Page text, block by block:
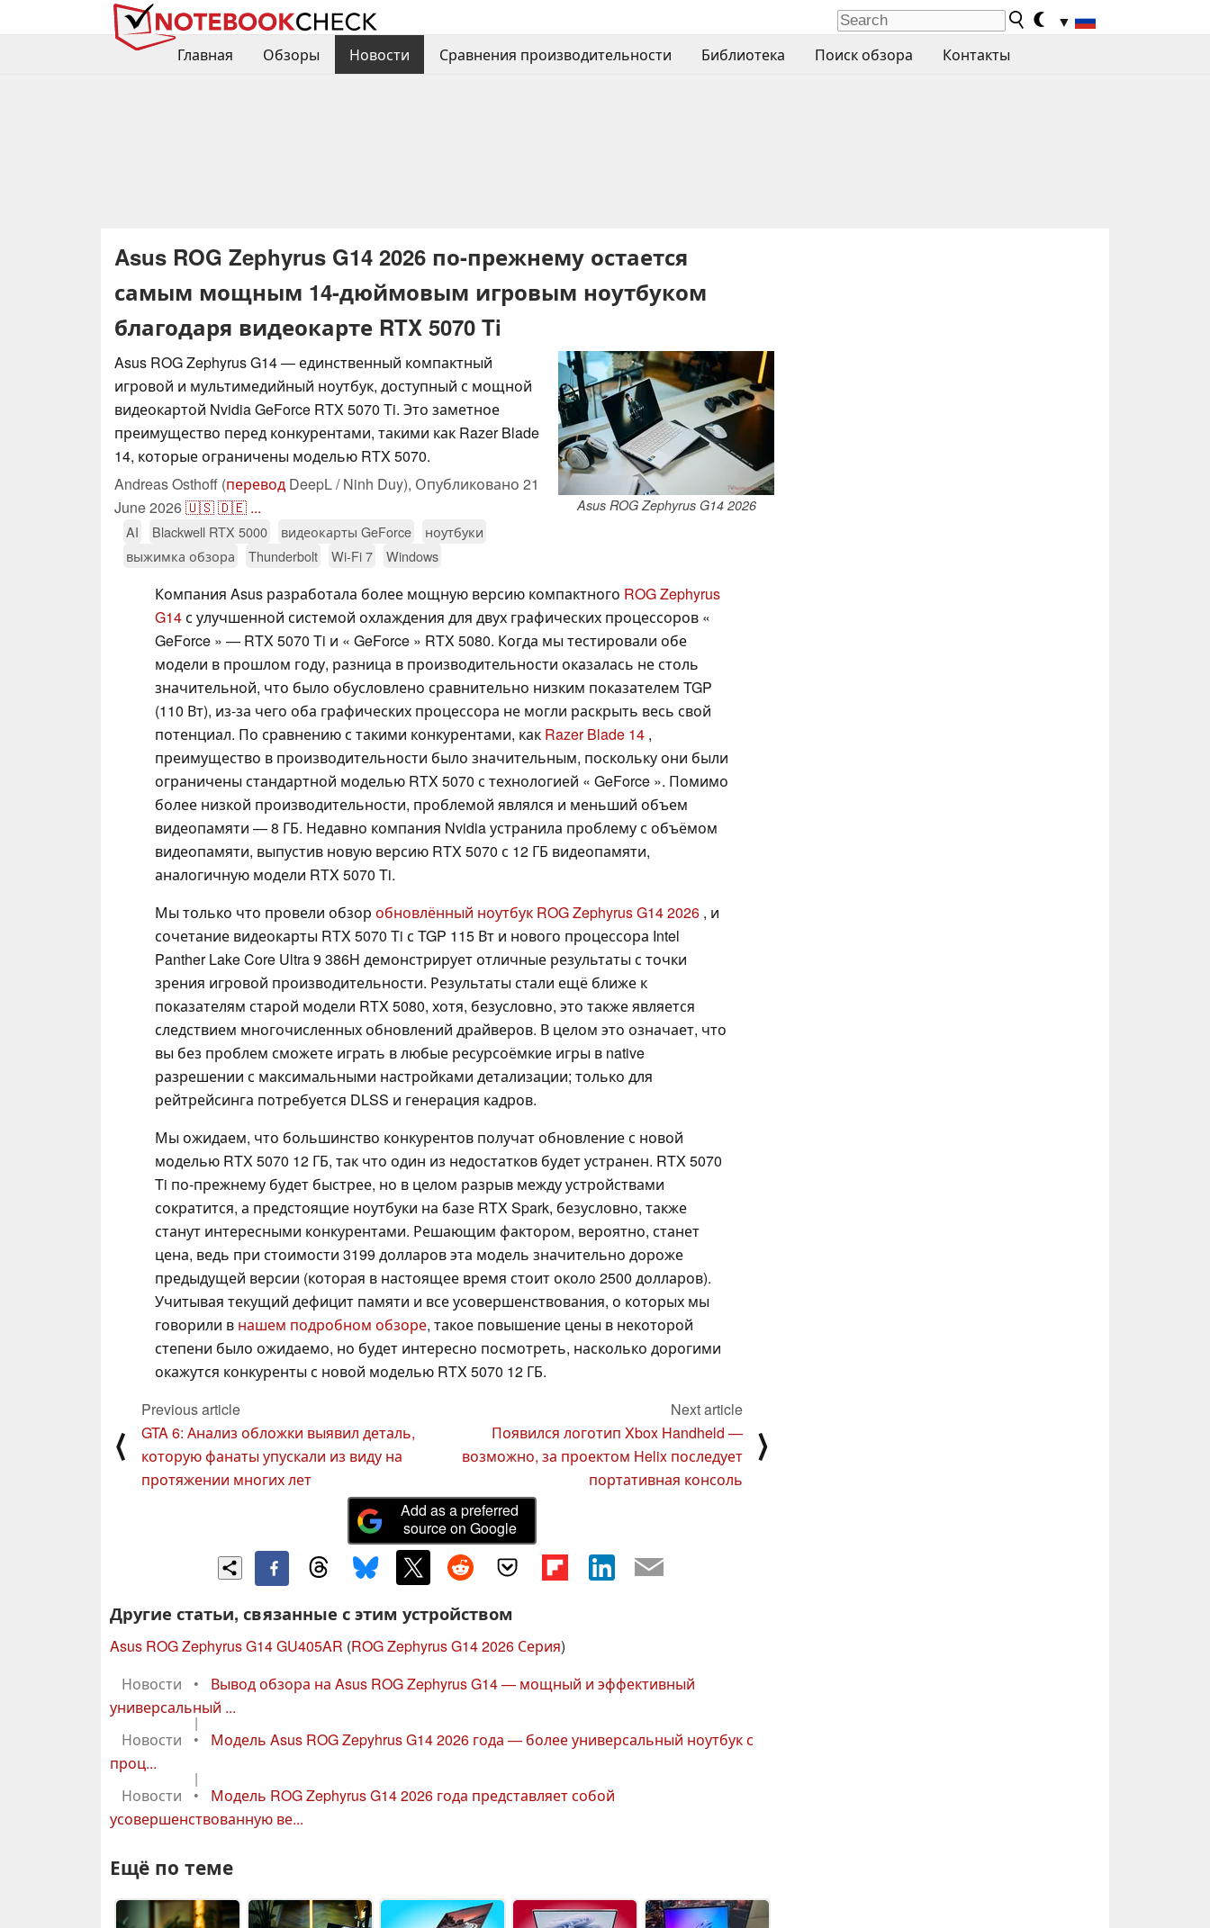
▼
Главная
Обзоры Новости Сравнения производительности Библиотека Поиск обзора Контакты
Asus ROG Zephyrus G14 2026 по-прежнему остается
самым мощным 14-дюймовым игровым ноутбуком
благодаря видеокарте RTX 5070 Ti
Asus ROG Zephyrus G14 2026
Asus ROG Zephyrus G14 — единственный компактный
игровой и мультимедийный ноутбук, доступный с мощной
видеокартой Nvidia GeForce RTX 5070 Ti. Это заметное
преимущество перед конкурентами, такими как Razer Blade
14, которые ограничены моделью RTX 5070.
Andreas Osthoff (перевод DeepL / Ninh Duy), Опубликовано 21
June 2026🇺🇸🇩🇪 ...
AI Blackwell RTX 5000 видеокарты GeForce
ноутбуки
выжимка обзора
Thunderbolt Wi-Fi 7 Windows
Компания Asus разработала более мощную версию компактного ROG Zephyrus
G14с улучшенной системой охлаждения для двух графических процессоров «
GeForce » — RTX 5070 Ti и « GeForce » RTX 5080. Когда мы тестировали обе
модели в прошлом году, разница в производительности оказалась не столь
значительной, что было обусловлено сравнительно низким показателем TGP
(110 Вт), из-за чего оба графических процессора не могли раскрыть весь свой
потенциал. По сравнению с такими конкурентами, как Razer Blade 14 ,
преимущество в производительности было значительным, поскольку они были
ограничены стандартной моделью RTX 5070 с технологией « GeForce ». Помимо
более низкой производительности, проблемой являлся и меньший объем
видеопамяти — 8 ГБ. Недавно компания Nvidia устранила проблему с объёмом
видеопамяти, выпустив новую версию RTX 5070 с 12 ГБ видеопамяти,
аналогичную модели RTX 5070 Ti.
Мы только что провели обзор обновлённый ноутбук ROG Zephyrus G14 2026 , и
сочетание видеокарты RTX 5070 Ti с TGP 115 Вт и нового процессора Intel
Panther Lake Core Ultra 9 386H демонстрирует отличные результаты с точки
зрения игровой производительности. Результаты стали ещё ближе к
показателям старой модели RTX 5080, хотя, безусловно, это также является
следствием многочисленных обновлений драйверов. В целом это означает, что
вы без проблем сможете играть в любые ресурсоёмкие игры в native
разрешении с максимальными настройками детализации; только для
рейтрейсинга потребуется DLSS и генерация кадров.
Мы ожидаем, что большинство конкурентов получат обновление с новой
моделью RTX 5070 12 ГБ, так что один из недостатков будет устранен. RTX 5070
Ti по-прежнему будет быстрее, но в целом разрыв между устройствами
сократится, а предстоящие ноутбуки на базе RTX Spark, безусловно, также
станут интересными конкурентами. Решающим фактором, вероятно, станет
цена, ведь при стоимости 3199 долларов эта модель значительно дороже
предыдущей версии (которая в настоящее время стоит около 2500 долларов).
Учитывая текущий дефицит памяти и все усовершенствования, о которых мы
говорили в нашем подробном обзоре, такое повышение цены в некоторой
степени было ожидаемо, но будет интересно посмотреть, насколько дорогими
окажутся конкуренты с новой моделью RTX 5070 12 ГБ.
⟨
Previous article
GTA 6: Анализ обложки выявил деталь,
которую фанаты упускали из виду на
протяжении многих лет
Next article
Появился логотип Xbox Handheld —
возможно, за проектом Helix последует
портативная консоль
⟩
Add as a preferred
source on Google
Другие статьи, связанные с этим устройством
Asus ROG Zephyrus G14 GU405AR (ROG Zephyrus G14 2026 Серия)
Новости
•
Вывод обзора на Asus ROG Zephyrus G14 — мощный и эффективный
универсальный ...
|
Новости
•
Модель Asus ROG Zepyhrus G14 2026 года — более универсальный ноутбук с
проц...
|
Новости
•
Модель ROG Zephyrus G14 2026 года представляет собой
усовершенствованную ве...
Ещё по теме